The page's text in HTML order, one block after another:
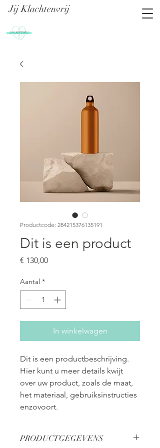
Jij Klachtenvrij
Productcode: 284215376135191
Dit is een product
€ 130,00Prijs
Aantal *
In winkelwagen
Dit is een productbeschrijving.
Hier kunt u meer details kwijt
over uw product, zoals de maat,
het materiaal, gebruiksinstructies
enzovoort.
PRODUCTGEGEVENS